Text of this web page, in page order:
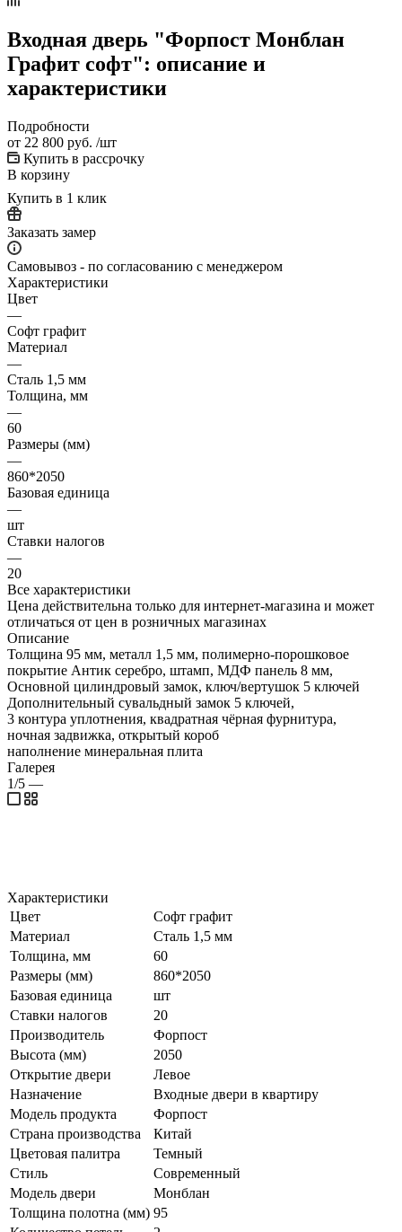
Входная дверь "Форпост Монблан
Графит софт": описание и
характеристики
Подробности
от 22 800 руб. /шт
Купить в рассрочку
В корзину
Купить в 1 клик
Заказать замер
Самовывоз - по согласованию с менеджером
Характеристики
Цвет
—
Софт графит
Материал
—
Сталь 1,5 мм
Толщина, мм
—
60
Размеры (мм)
—
860*2050
Базовая единица
—
шт
Ставки налогов
—
20
Все характеристики
Цена действительна только для интернет-магазина и может
отличаться от цен в розничных магазинах
Описание
Толщина 95 мм, металл 1,5 мм, полимерно-порошковое
покрытие Антик серебро, штамп, МДФ панель 8 мм,
Основной цилиндровый замок, ключ/вертушок 5 ключей
Дополнительный сувальдный замок 5 ключей,
3 контура уплотнения, квадратная чёрная фурнитура,
ночная задвижка, открытый короб
наполнение минеральная плита
Галерея
1/5 —
Характеристики
Цвет
Софт графит
Материал
Сталь 1,5 мм
Толщина, мм
60
Размеры (мм)
860*2050
Базовая единица
шт
Ставки налогов
20
Производитель
Форпост
Высота (мм)
2050
Открытие двери
Левое
Назначение
Входные двери в квартиру
Модель продукта
Форпост
Страна производства
Китай
Цветовая палитра
Темный
Стиль
Современный
Модель двери
Монблан
Толщина полотна (мм) 95